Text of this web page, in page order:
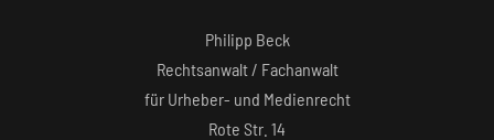
Philipp Beck
Rechtsanwalt / Fachanwalt
für Urheber- und Medienrecht
Rote Str. 14